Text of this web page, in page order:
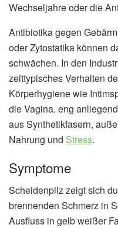
Wechseljahre oder die
Antibiotika gegen
oder Zytostatika können
schwächen. In den
zeittypisches Verhalten
Körperhygiene wie
die Vagina, eng
aus Synthetikfasern,
Nahrung und Stress.
Symptome
Scheidenpilz zeigt sich
brennenden Schmerz in
Ausfluss in gelb weißer